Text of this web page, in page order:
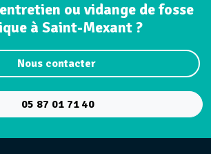
ou vidange de fosse
à Saint-Mexant ?
Nous contacter
05 87 01 71 40